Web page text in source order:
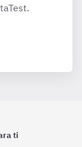
ti